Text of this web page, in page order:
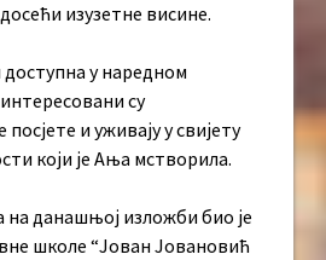
изузетне висине.
у наредном
су
и уживају у свијету
који је Ања мстворила.
на данашњој изложби био је
школе “Јован Јовановић